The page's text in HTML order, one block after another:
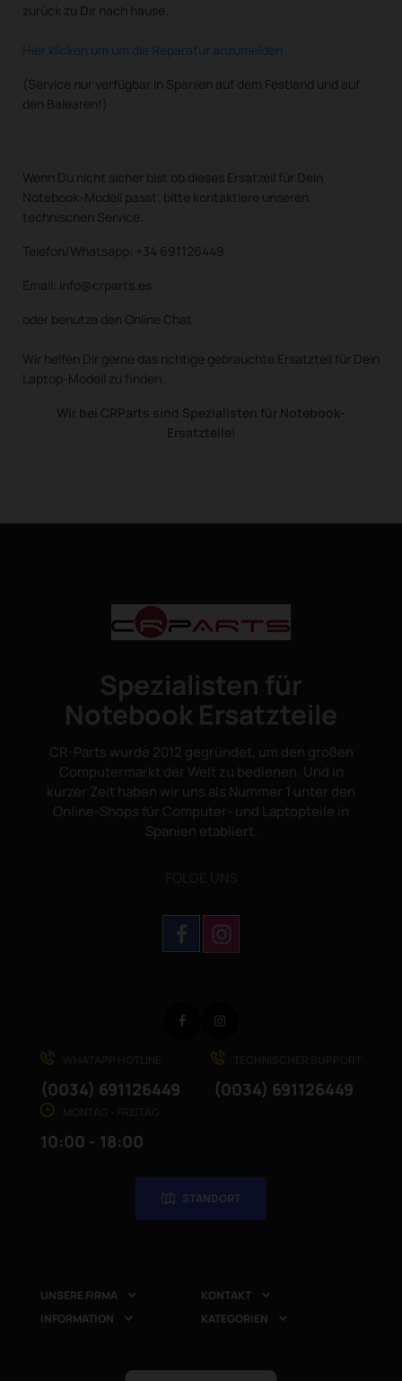
zurück zu Dir nach hause.
Hier klicken um um die Reparatur anzumelden
(Service nur verfügbar in Spanien auf dem Festland und auf
den Balearen!)
Wenn Du nicht sicher bist ob dieses Ersatzeil für Dein
Notebook-Modell passt, bitte kontaktiere unseren
technischen Service.
Telefon/Whatsapp: +34 691126449
Email: info@crparts.es
oder benutze den Online Chat.
Wir helfen Dir gerne das richtige gebrauchte Ersatzteil für Dein
Laptop-Modell zu finden.
Wir bei CRParts sind Spezialisten für Notebook-
Ersatzteile!
Spezialisten für
Notebook Ersatzteile
CR-Parts wurde 2012 gegründet, um den großen
Computermarkt der Welt zu bedienen. Und in
kurzer Zeit haben wir uns als Nummer 1 unter den
Online-Shops für Computer- und Laptopteile in
Spanien etabliert.
(0034) 691126449 (0034) 691126449
10:00 - 18:00
STANDORT
Facebook
UNSERE FIRMA  KONTAKT 
INFORMATION  KATEGORIEN 